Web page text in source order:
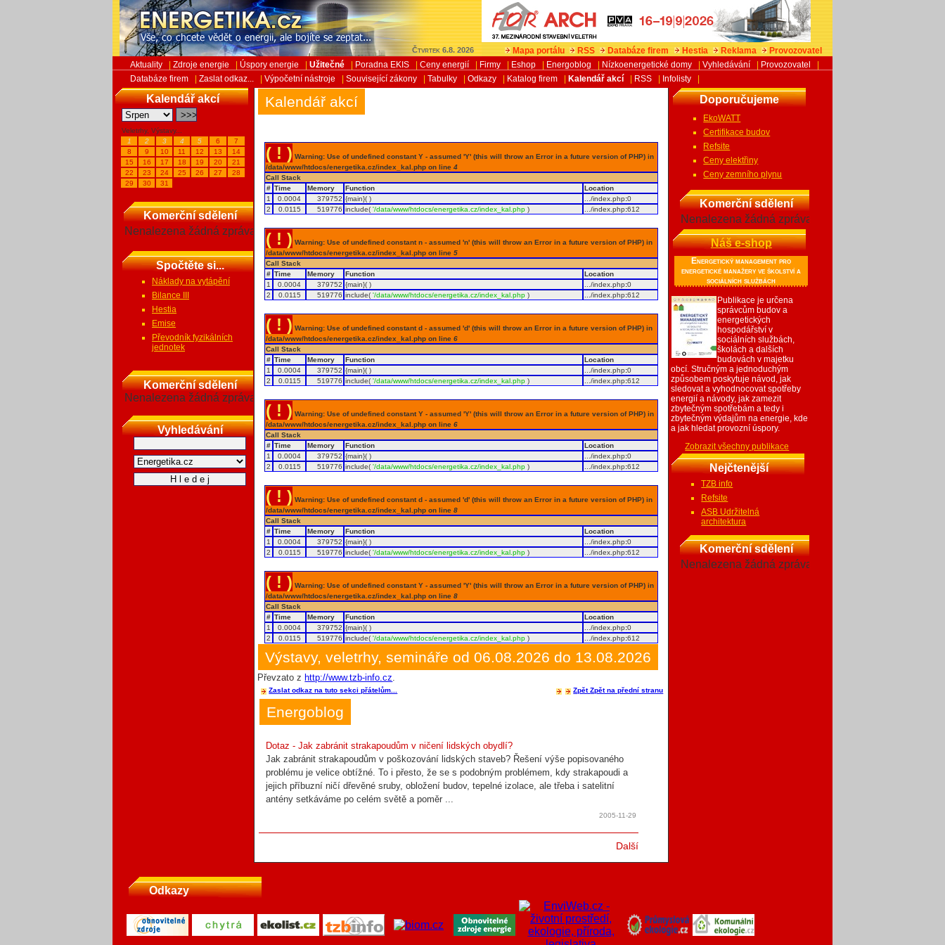
Čtvrtek 6.8. 2026 Mapa portálu RSS Databáze firem Hestia Reklama
Provozovatel
Aktuality
Zdroje energie Úspory energie Užitečné Poradna EKIS Ceny energií Firmy Eshop Energoblog Nízkoenergetické domy Vyhledávání Provozovatel
Databáze firem
Zaslat odkaz... Výpočetní nástroje Související zákony Tabulky Odkazy Katalog firem Kalendář akcí RSS Infolisty
Kalendář akcí
Veletrhy, Výstavy...
1
2 3 4 5 6
7
8
9 10 11 12 13
14
15
16 17 18 19 20
21
22
23 24 25 26 27
28
29
30 31
Komerční sdělení
Nenalezena žádná zpráva
Spočtěte si...
Náklady na vytápění
Bilance III
Hestia
Emise
Převodník fyzikálních
jednotek
Komerční sdělení
Nenalezena žádná zpráva
Vyhledávání
Kalendář akcí
( ! ) Warning: Use of undefined constant Y - assumed 'Y' (this will throw an Error in a future version of PHP) in
/data/www/htdocs/energetika.cz/index_kal.php on line4
Call Stack
# Time Memory Function
Location
1
0.0004 379752 {main}( ) .../index.php:0
2
0.0115 519776 include('/data/www/htdocs/energetika.cz/index_kal.php ) .../index.php:612
( ! ) Warning: Use of undefined constant n - assumed 'n' (this will throw an Error in a future version of PHP) in
/data/www/htdocs/energetika.cz/index_kal.php on line5
Call Stack
# Time Memory Function
Location
1
0.0004 379752 {main}( ) .../index.php:0
2
0.0115 519776 include('/data/www/htdocs/energetika.cz/index_kal.php ) .../index.php:612
( ! ) Warning: Use of undefined constant d - assumed 'd' (this will throw an Error in a future version of PHP) in
/data/www/htdocs/energetika.cz/index_kal.php on line6
Call Stack
# Time Memory Function
Location
1
0.0004 379752 {main}( ) .../index.php:0
2
0.0115 519776 include('/data/www/htdocs/energetika.cz/index_kal.php ) .../index.php:612
( ! ) Warning: Use of undefined constant Y - assumed 'Y' (this will throw an Error in a future version of PHP) in
/data/www/htdocs/energetika.cz/index_kal.php on line6
Call Stack
# Time Memory Function
Location
1
0.0004 379752 {main}( ) .../index.php:0
2
0.0115 519776 include('/data/www/htdocs/energetika.cz/index_kal.php ) .../index.php:612
( ! ) Warning: Use of undefined constant d - assumed 'd' (this will throw an Error in a future version of PHP) in
/data/www/htdocs/energetika.cz/index_kal.php on line8
Call Stack
# Time Memory Function
Location
1
0.0004 379752 {main}( ) .../index.php:0
2
0.0115 519776 include('/data/www/htdocs/energetika.cz/index_kal.php ) .../index.php:612
( ! ) Warning: Use of undefined constant Y - assumed 'Y' (this will throw an Error in a future version of PHP) in
/data/www/htdocs/energetika.cz/index_kal.php on line8
Call Stack
# Time Memory Function
Location
1
0.0004 379752 {main}( ) .../index.php:0
2
0.0115 519776 include('/data/www/htdocs/energetika.cz/index_kal.php ) .../index.php:612
Výstavy, veletrhy, semináře od 06.08.2026 do 13.08.2026
Převzato z http://www.tzb-info.cz.
Zaslat odkaz na tuto sekci přátelům... ZpětZpět na přední stranu
Energoblog
Dotaz - Jak zabránit strakapoudům v ničení lidských obydlí?
Jak zabránit strakapoudům v poškozování lidských staveb? Řešení výše popisovaného
problému je velice obtížné. To i přesto, že se s podobným problémem, kdy strakapoudi a
jejich příbuzní ničí dřevěné sruby, obložení budov, tepelné izolace, ale třeba i satelitní
antény setkáváme po celém světě a poměr ...
2005-11-29
Další
Doporučujeme
EkoWATT
Certifikace budov
Refsite
Ceny elektřiny
Ceny zemního plynu
Komerční sdělení
Nenalezena žádná zpráva
Náš e-shop
Energetický management pro
energetické manažery ve školství a
sociálních službách
Publikace je určena
správcům budov a
energetických
hospodářství v
sociálních službách,
školách a dalších
budovách v majetku
obcí. Stručným a jednoduchým
způsobem poskytuje návod, jak
sledovat a vyhodnocovat spotřeby
energií a návody, jak zamezit
zbytečným spotřebám a tedy i
zbytečným výdajům na energie, kde
a jak hledat provozní úspory.
Zobrazit všechny publikace
Nejčtenější
TZB info
Refsite
ASB Udržitelná
architektura
Komerční sdělení
Nenalezena žádná zpráva
Odkazy